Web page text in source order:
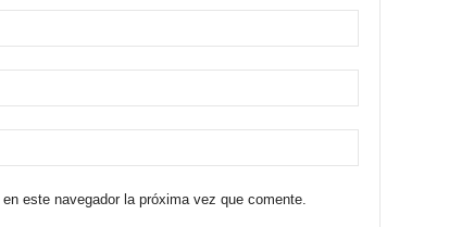
este navegador la próxima vez que comente.